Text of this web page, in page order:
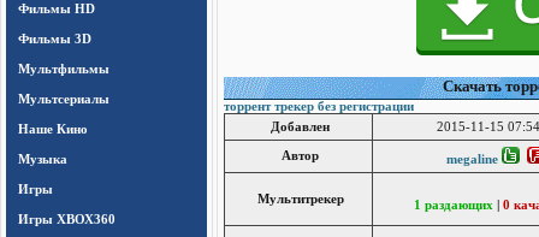
Фильмы HD
Фильмы 3D
Мультфильмы
Мультсериалы
Наше Кино
Музыка
Игры
Игры ХВОХ360
Cкачать
торрент трекер без регистрации
Добавлен
2015-11-15
Автор megaline
Мультитрекер 1 раздающих 0